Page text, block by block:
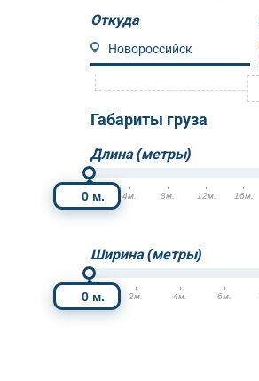
Откуда
Габариты груза
Длина (метры)
м.
0м. 4м. 8м. 12м. 16м.
Ширина (метры)
м.
0м. 2м. 4м. 6м.